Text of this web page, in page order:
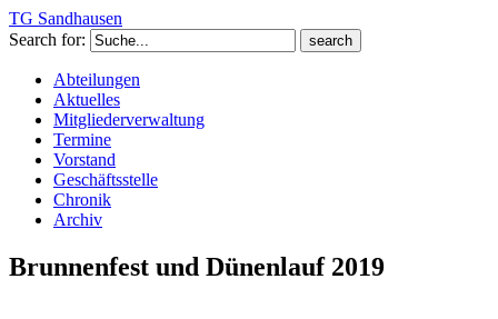
TG Sandhausen
Search for:
Abteilungen
Aktuelles
Mitgliederverwaltung
Termine
Vorstand
Geschäftsstelle
Chronik
Archiv
Brunnenfest und Dünenlauf 2019